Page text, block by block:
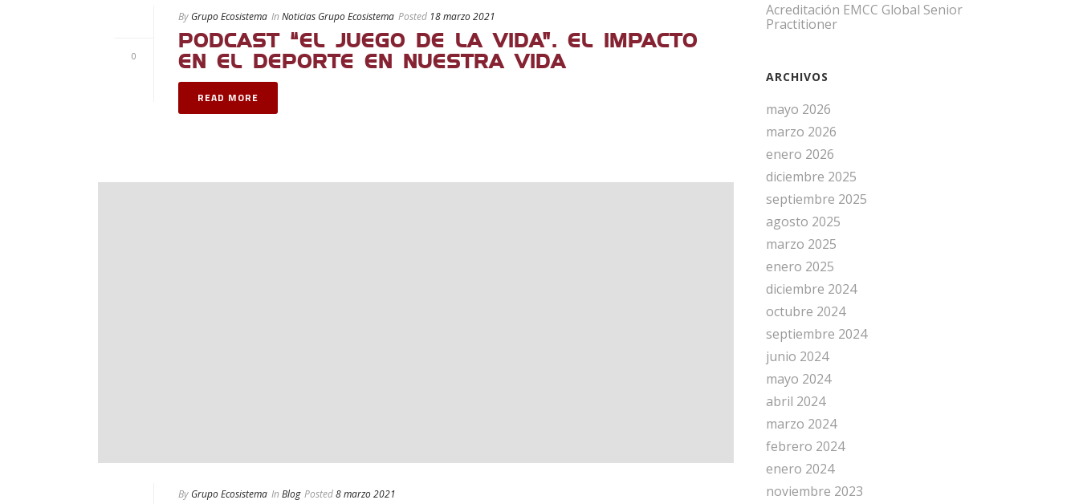
0
By Grupo Ecosistema In Noticias Grupo Ecosistema Posted 18 marzo 2021
PODCAST “EL JUEGO DE LA VIDA”. EL IMPACTO
EN EL DEPORTE EN NUESTRA VIDA
READ MORE
By Grupo Ecosistema In Blog Posted8 marzo 2021
Acreditación EMCC Global Senior
Practitioner
ARCHIVOS
mayo 2026
marzo 2026
enero 2026
diciembre 2025
septiembre 2025
agosto 2025
marzo 2025
enero 2025
diciembre 2024
octubre 2024
septiembre 2024
junio 2024
mayo 2024
abril 2024
marzo 2024
febrero 2024
enero 2024
noviembre 2023